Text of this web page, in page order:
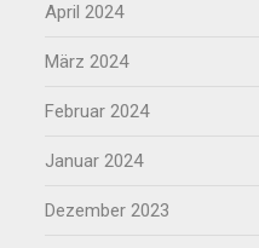
April 2024
März 2024
Februar 2024
Januar 2024
Dezember 2023